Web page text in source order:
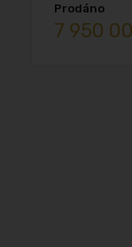
Prodáno
7 950